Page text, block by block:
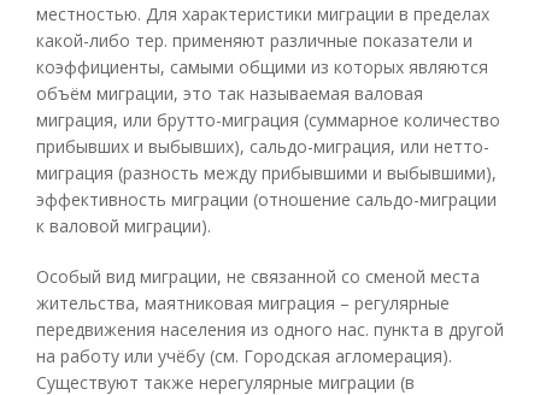
местностью. Для характеристики миграции в пределах
какой-либо тер. применяют различные показатели и
коэффициенты, самыми общими из которых являются
объём миграции, это так называемая валовая
миграция, или брутто-миграция (суммарное количество
прибывших и выбывших), сальдо-миграция, или нетто-
миграция (разность между прибывшими и выбывшими),
эффективность миграции (отношение сальдо-миграции
к валовой миграции).
Особый вид миграции, не связанной со сменой места
жительства, маятниковая миграция – регулярные
передвижения населения из одного нас. пункта в другой
на работу или учёбу (см. Городская агломерация).
Существуют также нерегулярные миграции (в